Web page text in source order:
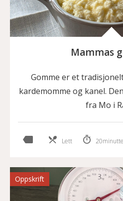
Mammas
Gomme er et
kardemomme og kanel.
fra Mo i
Lett
Oppskrift